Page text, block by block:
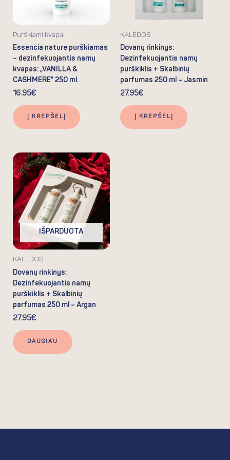
Purškiami kvapai
Essencia nature purškiamas
– dezinfekuojantis namų
kvapas: „VANILLA &
CASHMERE” 250 ml.
16.95€
Į KREPŠELĮ
KALĖDOS
Dovanų rinkinys:
Dezinfekuojantis namų
purškiklis + Skalbinių
parfumas 250 ml – Jasmin
27.95€
Į KREPŠELĮ
IŠPARDUOTA
KALĖDOS
Dovanų rinkinys:
Dezinfekuojantis namų
purškiklis + Skalbinių
parfumas 250 ml – Argan
27.95€
DAUGIAU